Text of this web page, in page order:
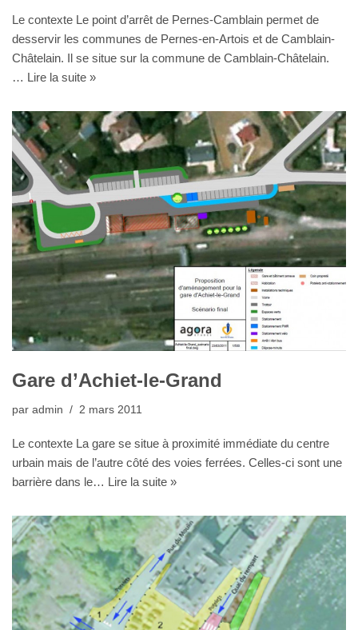
Le contexte Le point d’arrêt de Pernes-Camblain permet de
desservir les communes de Pernes-en-Artois et de Camblain-
Châtelain. Il se situe sur la commune de Camblain-Châtelain.
… Lire la suite »
Gare d’Achiet-le-Grand
par admin 2 mars 2011
Le contexte La gare se situe à proximité immédiate du centre
urbain mais de l’autre côté des voies ferrées. Celles-ci sont une
barrière dans le… Lire la suite »